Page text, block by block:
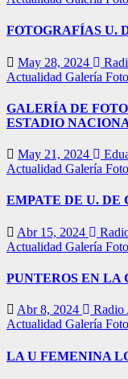
FOTOGRAFÍAS U.
May 28, 2024
Actualidad Galería
GALERÍA DE
ESTADIO
May 21, 2024
Actualidad Galería
EMPATE DE U. DE
Abr 15, 2024
Actualidad Galería
PUNTEROS EN LA
Abr 8, 2024
Radio
Actualidad Galería
LA U FEMENINA